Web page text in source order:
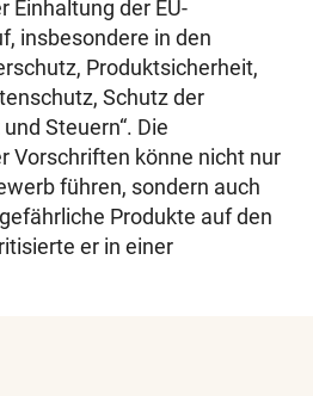
Einhaltung der EU-
insbesondere in den
Produktsicherheit,
Schutz der
Steuern“. Die
Vorschriften könne nicht nur
führen, sondern auch
Produkte auf den
er in einer